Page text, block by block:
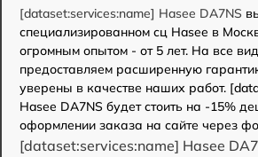
[dataset:services:name] Hasee DA7NS
специализированном сц Hasee в
огромным опытом - от 5 лет. На все
предоставляем расширенную
уверены в качестве наших работ.
Hasee DA7NS будет стоить на -15%
оформлении заказа на сайте через
[dataset:services:name] Hasee